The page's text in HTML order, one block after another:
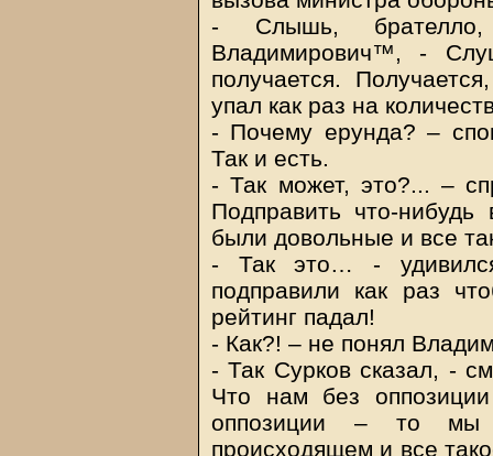
- Слышь,
Владимирович™, -
получается.
упал как раз на
- Почему ерунда? –
Так и есть.
- Так может, это?... –
Подправить что-
были довольные и все
- Так это… -
подправили как раз
рейтинг падал!
- Как?! – не понял
- Так Сурков сказал, -
Что нам без
оппозиции – то мы
происходящем и все